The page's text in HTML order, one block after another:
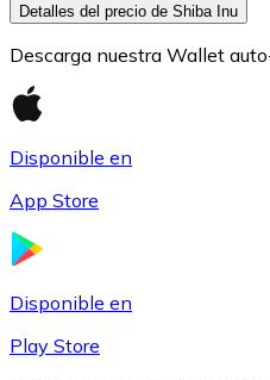
Litecoin
LTC
Detalles del precio de Shiba Inu
Descarga nuestra Wallet
Disponible en
App Store
Disponible en
Play Store